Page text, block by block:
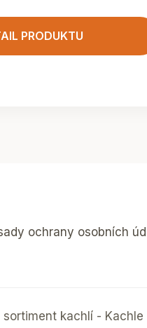
PRODUKTU
ochrany osobních
kachlí - Kachle